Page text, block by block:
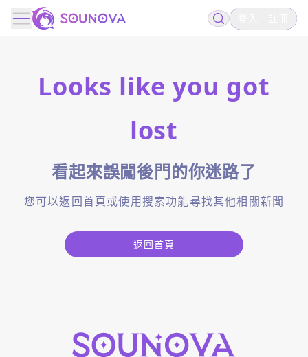
Looks like you got
lost
看起來誤闖後門的你迷路了
您可以返回首頁或使用搜索功能尋找其他相關新聞
返回首頁